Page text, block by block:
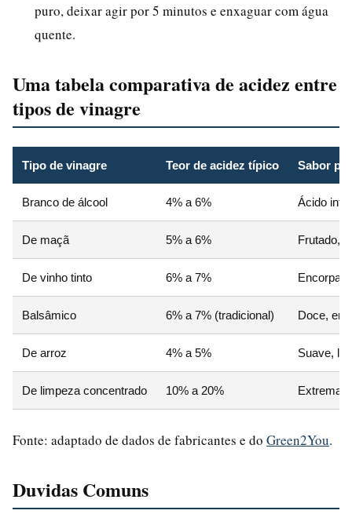
puro, deixar agir por 5 minutos e enxaguar com água
quente.
Uma tabela comparativa de acidez entre
tipos de vinagre
Tipo de vinagre Teor de acidez típico Sabor
Branco de álcool 4% a 6% Ácido
De maçã 5% a 6% Frutado,
De vinho tinto 6% a 7%
Balsâmico 6% a 7% (tradicional) Doce,
De arroz 4% a 5% Suave,
De limpeza concentrado 10% a 20%
Fonte: adaptado de dados de fabricantes e do Green2You.
Duvidas Comuns